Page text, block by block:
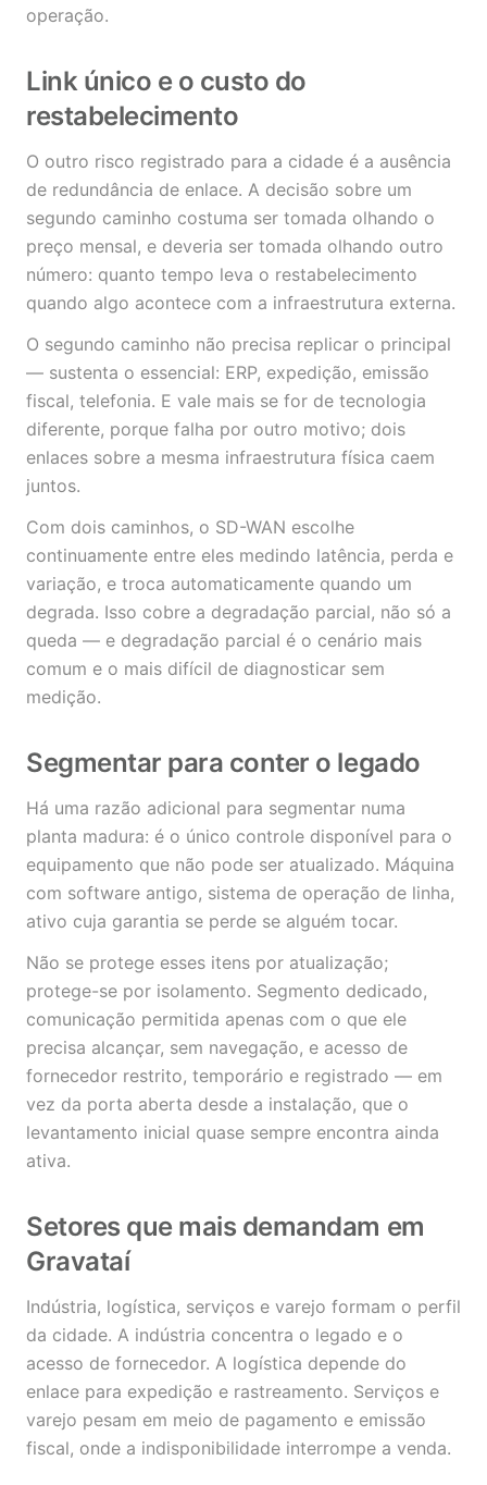
operação.
Link único e o custo do
restabelecimento
O outro risco registrado para a cidade é a ausência
de redundância de enlace. A decisão sobre um
segundo caminho costuma ser tomada olhando o
preço mensal, e deveria ser tomada olhando outro
número: quanto tempo leva o restabelecimento
quando algo acontece com a infraestrutura externa.
O segundo caminho não precisa replicar o principal
— sustenta o essencial: ERP, expedição, emissão
fiscal, telefonia. E vale mais se for de tecnologia
diferente, porque falha por outro motivo; dois
enlaces sobre a mesma infraestrutura física caem
juntos.
Com dois caminhos, o SD-WAN escolhe
continuamente entre eles medindo latência, perda e
variação, e troca automaticamente quando um
degrada. Isso cobre a degradação parcial, não só a
queda — e degradação parcial é o cenário mais
comum e o mais difícil de diagnosticar sem
medição.
Segmentar para conter o legado
Há uma razão adicional para segmentar numa
planta madura: é o único controle disponível para o
equipamento que não pode ser atualizado. Máquina
com software antigo, sistema de operação de linha,
ativo cuja garantia se perde se alguém tocar.
Não se protege esses itens por atualização;
protege-se por isolamento. Segmento dedicado,
comunicação permitida apenas com o que ele
precisa alcançar, sem navegação, e acesso de
fornecedor restrito, temporário e registrado — em
vez da porta aberta desde a instalação, que o
levantamento inicial quase sempre encontra ainda
ativa.
Setores que mais demandam em
Gravataí
Indústria, logística, serviços e varejo formam o perfil
da cidade. A indústria concentra o legado e o
acesso de fornecedor. A logística depende do
enlace para expedição e rastreamento. Serviços e
varejo pesam em meio de pagamento e emissão
fiscal, onde a indisponibilidade interrompe a venda.